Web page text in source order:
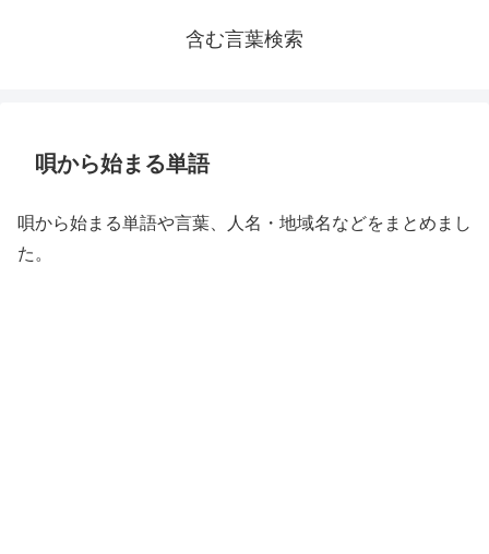
含む言葉検索
唄から始まる単語
唄から始まる単語や言葉、人名・地域名などをまとめまし
た。